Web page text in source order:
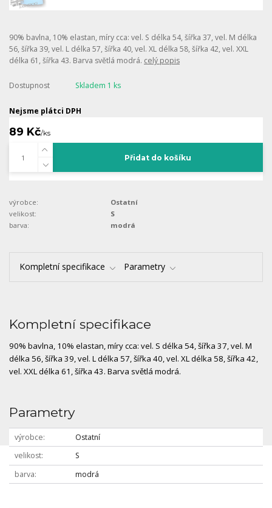
90% bavlna, 10% elastan, míry cca: vel. S délka 54, šířka 37, vel. M délka
56, šířka 39, vel. L délka 57, šířka 40, vel. XL délka 58, šířka 42, vel. XXL
délka 61, šířka 43. Barva světlá modrá. celý popis
Dostupnost Skladem 1 ks
Nejsme plátci DPH
89 Kč/ks
Přidat do košíku
výrobce:
Ostatní
velikost:
S
barva:
modrá
Kompletní specifikace Parametry
Kompletní specifikace
90% bavlna, 10% elastan, míry cca: vel. S délka 54, šířka 37, vel. M
délka 56, šířka 39, vel. L délka 57, šířka 40, vel. XL délka 58, šířka 42,
vel. XXL délka 61, šířka 43. Barva světlá modrá.
Parametry
výrobce
Ostatní
velikost
S
barva
modrá